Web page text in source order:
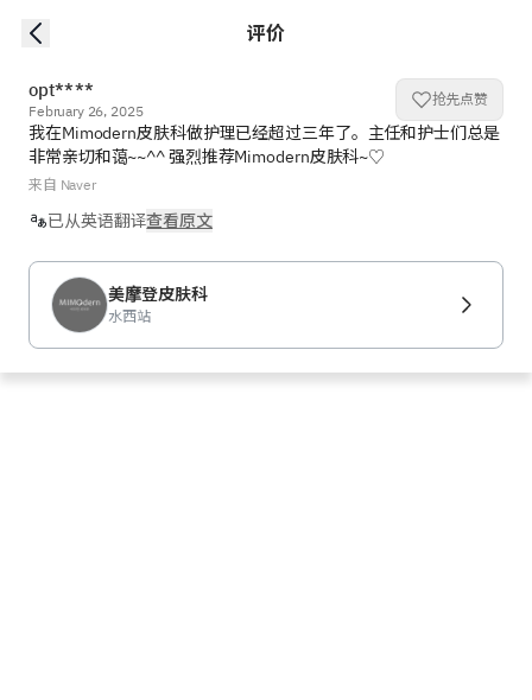
评价
opt****
February 26, 2025
抢先点赞
我在Mimodern皮肤科做护理已经超过三年了。主任和护士们总是
非常亲切和蔼~~^^ 强烈推荐Mimodern皮肤科~♡
来自 Naver
已从英语翻译查看原文
美摩登皮肤科
水西站